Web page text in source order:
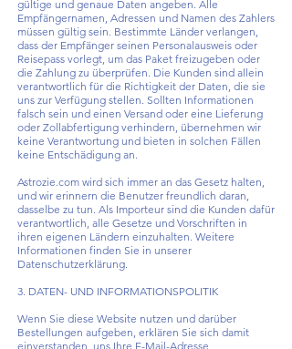
gültige und genaue Daten angeben. Alle
Empfängernamen, Adressen und Namen des Zahlers
müssen gültig sein. Bestimmte Länder verlangen,
dass der Empfänger seinen Personalausweis oder
Reisepass vorlegt, um das Paket freizugeben oder
die Zahlung zu überprüfen. Die Kunden sind allein
verantwortlich für die Richtigkeit der Daten, die sie
uns zur Verfügung stellen. Sollten Informationen
falsch sein und einen Versand oder eine Lieferung
oder Zollabfertigung verhindern, übernehmen wir
keine Verantwortung und bieten in solchen Fällen
keine Entschädigung an.
Astrozie.com wird sich immer an das Gesetz halten,
und wir erinnern die Benutzer freundlich daran,
dasselbe zu tun. Als Importeur sind die Kunden dafür
verantwortlich, alle Gesetze und Vorschriften in
ihren eigenen Ländern einzuhalten. Weitere
Informationen finden Sie in unserer
Datenschutzerklärung.
3. DATEN- UND INFORMATIONSPOLITIK
Wenn Sie diese Website nutzen und darüber
Bestellungen aufgeben, erklären Sie sich damit
einverstanden, uns Ihre E-Mail-Adresse,